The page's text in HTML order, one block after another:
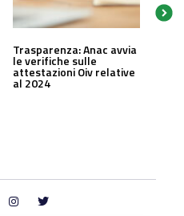
Trasparenza: Anac avvia
le verifiche sulle
attestazioni Oiv relative
al 2024